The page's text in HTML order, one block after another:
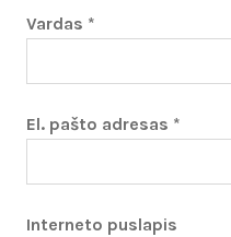
Vardas *
El. pašto adresas *
Interneto puslapis